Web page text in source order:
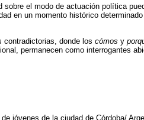
el modo de actuación política
en un momento histórico
contradictorias, donde los cómos y
permanecen como interrogantes
jóvenes de la ciudad de Córdoba/